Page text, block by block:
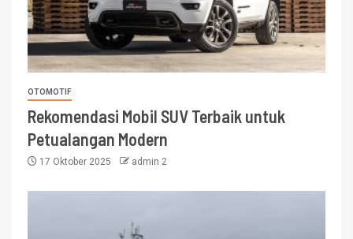
OTOMOTIF
Rekomendasi Mobil SUV Terbaik untuk
Petualangan Modern
17 Oktober 2025 admin 2